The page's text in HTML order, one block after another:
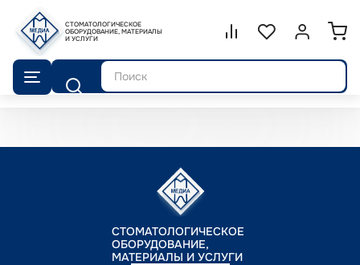
СТОМАТОЛОГИЧЕСКОЕ
ОБОРУДОВАНИЕ, МАТЕРИАЛЫ
И УСЛУГИ
Сравнение.
СписокВойти или
Поиск
СТОМАТОЛОГИЧЕСКОЕ
ОБОРУДОВАНИЕ,
МАТЕРИАЛЫ И УСЛУГИ